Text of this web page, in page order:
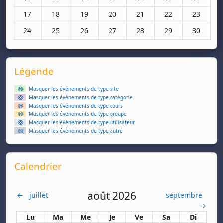
Aucun événement, lundi 17 novembre
17 Aucun événement, mardi 18 novembre
18 Aucun événement, mercredi 19 novembre
19 Aucun événement, jeudi 20
20 Aucun événement,
21 Aucun
22 Aucun
23
Aucun événement, lundi 24 novembre
24 Aucun événement, mardi 25 novembre
25 Aucun événement, mercredi 26 novembre
26 Aucun événement, jeudi 27
27 Aucun événement,
28 Aucun
29 Aucun
30
Supplementary blocks
Passer Légende
Légende
Masquer les événements de type site
Masquer les événements de type catégorie
Masquer les événements de type cours
Masquer les événements de type groupe
Masquer les événements de type utilisateur
Masquer les événements de type autre
Passer Calendrier
Calendrier
← juillet août 2026
septembre
→
Lundi
Lu Mardi
Ma Mercredi
Me Jeudi
Je Vendredi
Ve Samedi
Sa Dimanche
Di